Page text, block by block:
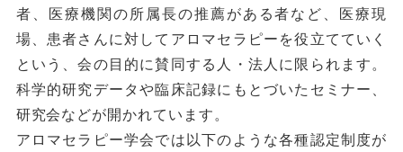
者、医療機関の所属長の推薦がある者など、医療現
場、患者さんに対してアロマセラピーを役立てていく
という、会の目的に賛同する人・法人に限られます。
科学的研究データや臨床記録にもとづいたセミナー、
研究会などが開かれています。
アロマセラピー学会では以下のような各種認定制度が